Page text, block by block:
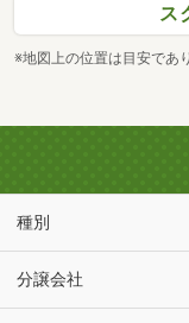
ス
※地図上の位置は目安であ
種別
分譲会社